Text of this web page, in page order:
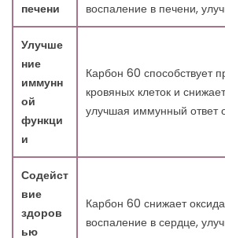
печени
воспаление в печени,
Улучше
ние
иммунн
ой
функци
и
Карбон 60 способствует
кровяных клеток и
улучшая иммунный ответ
Содейст
вие
здоров
ью
Карбон 60 снижает
воспаление в сердце,